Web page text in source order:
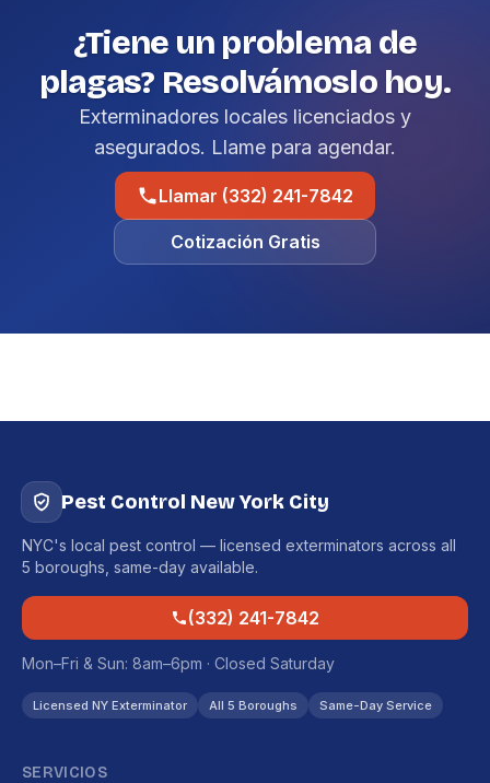
¿Tiene un problema de
plagas? Resolvámoslo hoy.
Exterminadores locales licenciados y
asegurados. Llame para agendar.
Llamar (332) 241-7842
Cotización Gratis
Pest Control New York City
NYC's local pest control — licensed exterminators across all
5 boroughs, same-day available.
(332) 241-7842
Mon–Fri & Sun: 8am–6pm · Closed Saturday
Licensed NY Exterminator All 5 Boroughs Same-Day Service
SERVICIOS